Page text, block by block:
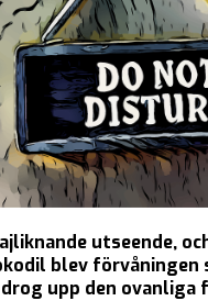
utseende,
blev förvåningen
upp den ovanliga